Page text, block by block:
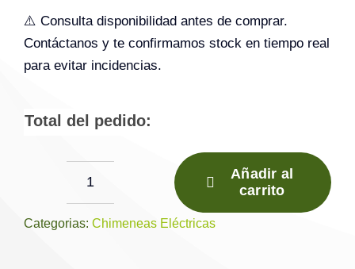
⚠️ Consulta disponibilidad antes de comprar.
Contáctanos y te confirmamos stock en tiempo real
para evitar incidencias.
Total del pedido:
eléctrica
Añadir al
carrito
Categorias: Chimeneas Eléctricas